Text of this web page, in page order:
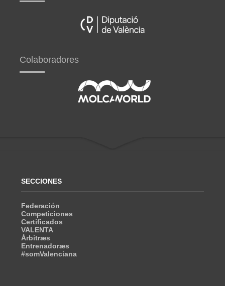
Colaboradores
SECCIONES
Federación
Competiciones
Certificados
VALENTA
Árbitræs
Entrenadoræs
#somValenciana